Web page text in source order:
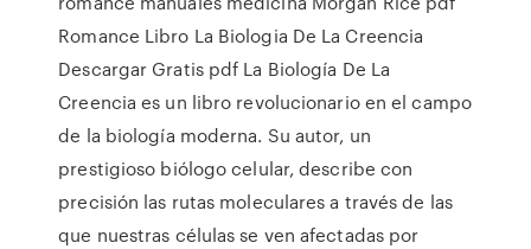
Romance Libro La Biologia De La Creencia
Descargar Gratis pdf La Biología De La
Creencia es un libro revolucionario en el campo
de la biología moderna. Su autor, un
prestigioso biólogo celular, describe con
precisión las rutas moleculares a través de las
que nuestras células se ven afectadas por